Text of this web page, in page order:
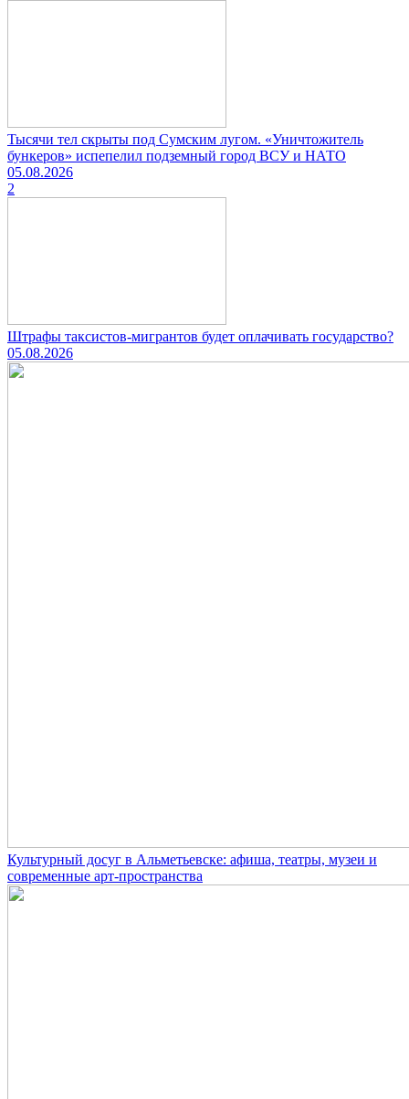
Тысячи тел скрыты под Сумским лугом. «Уничтожитель
бункеров» испепелил подземный город ВСУ и НАТО
05.08.2026
2
Штрафы таксистов-мигрантов будет оплачивать государство?
05.08.2026
Культурный досуг в Альметьевске: афиша, театры, музеи и
современные арт-пространства